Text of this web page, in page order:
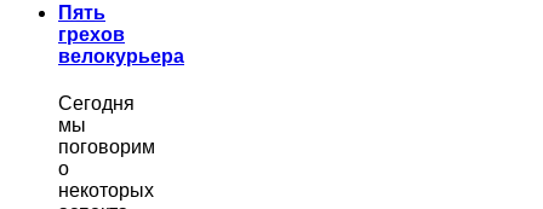
Пять
грехов
велокурьера
Сегодня
мы
поговорим
о
некоторых